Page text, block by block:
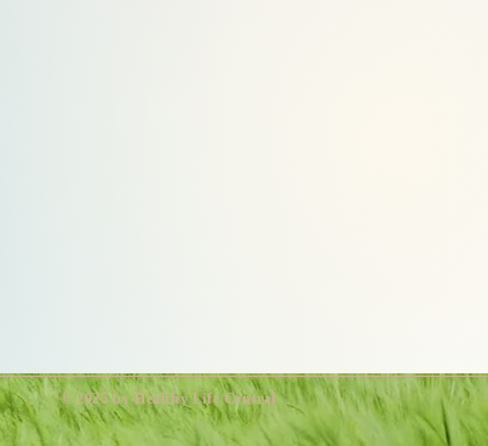
​© 2025 by Healthy Life Central